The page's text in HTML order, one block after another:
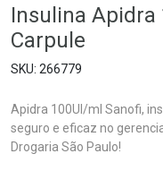
Insulina Apidra
Carpule
266779
Apidra 100UI/ml Sanofi,
seguro e eficaz no
Drogaria São Paulo!